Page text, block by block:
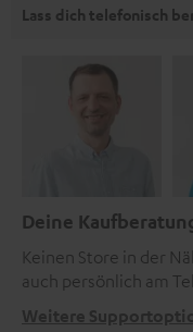
Lass dich telefonisch
Deine
Keinen Store in der
auch persönlich am
Weitere